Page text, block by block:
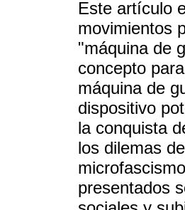
Este artículo
movimientos
"máquina de
concepto
máquina de
dispositivo
la conquista
los dilemas
presentados